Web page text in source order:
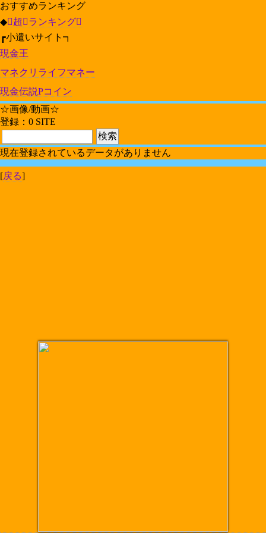
おすすめランキング
◆超 ランキング
┏小遣いサイト┓
現金王
マネクリ ライフマネー
現金伝説Pコイン
☆画像/動画☆
登録：0 SITE
現在登録されているデータがありません
[戻る]